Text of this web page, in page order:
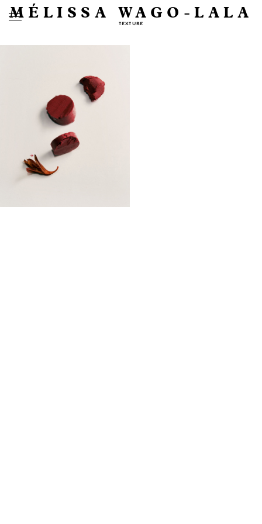
MÉLISSA WAGO-LALA
TEXTURE